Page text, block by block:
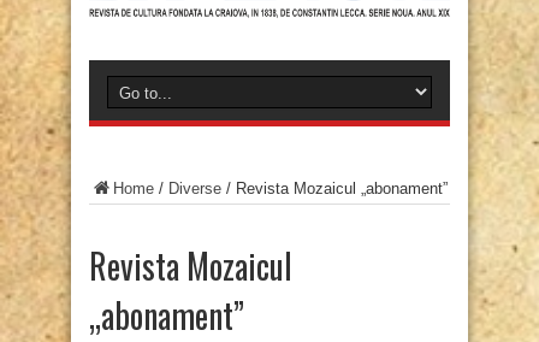
Home / Diverse / Revista Mozaicul „abonament”
Revista Mozaicul
„abonament”